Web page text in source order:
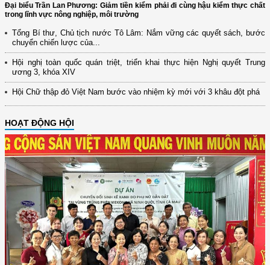
Đại biểu Trần Lan Phương: Giảm tiền kiểm phải đi cùng hậu kiểm thực chất
trong lĩnh vực nông nghiệp, môi trường
Tổng Bí thư, Chủ tịch nước Tô Lâm: Nắm vững các quyết sách, bước
chuyển chiến lược của...
Hội nghị toàn quốc quán triệt, triển khai thực hiện Nghị quyết Trung
ương 3, khóa XIV
Hội Chữ thập đỏ Việt Nam bước vào nhiệm kỳ mới với 3 khâu đột phá
HOẠT ĐỘNG HỘI